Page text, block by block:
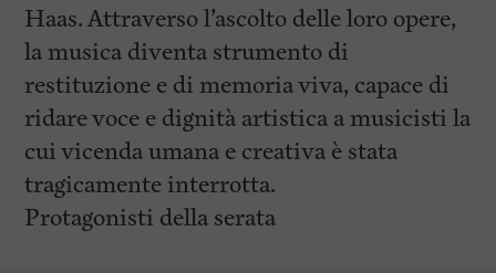
Haas. Attraverso l’ascolto delle loro opere,
la musica diventa strumento di
restituzione e di memoria viva, capace di
ridare voce e dignità artistica a musicisti la
cui vicenda umana e creativa è stata
tragicamente interrotta.
Protagonisti della serata